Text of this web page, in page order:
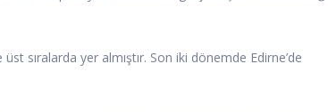
sıralarda yer almıştır. Son iki dönemde Edirne’de